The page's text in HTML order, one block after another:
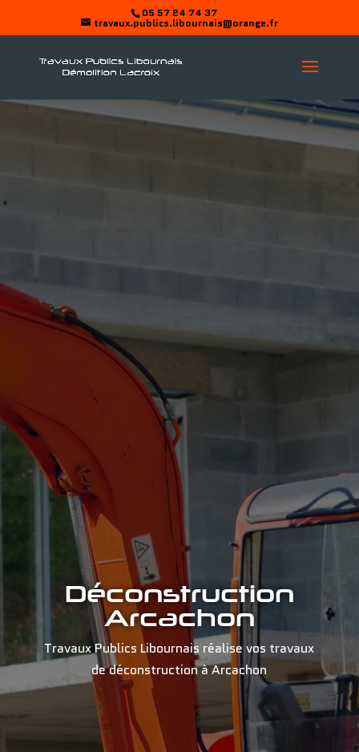
05 57 24 74 37
travaux.publics.libournais@orange.fr
Déconstruction
Arcachon
Travaux Publics Libournais réalise vos travaux
de déconstruction à Arcachon